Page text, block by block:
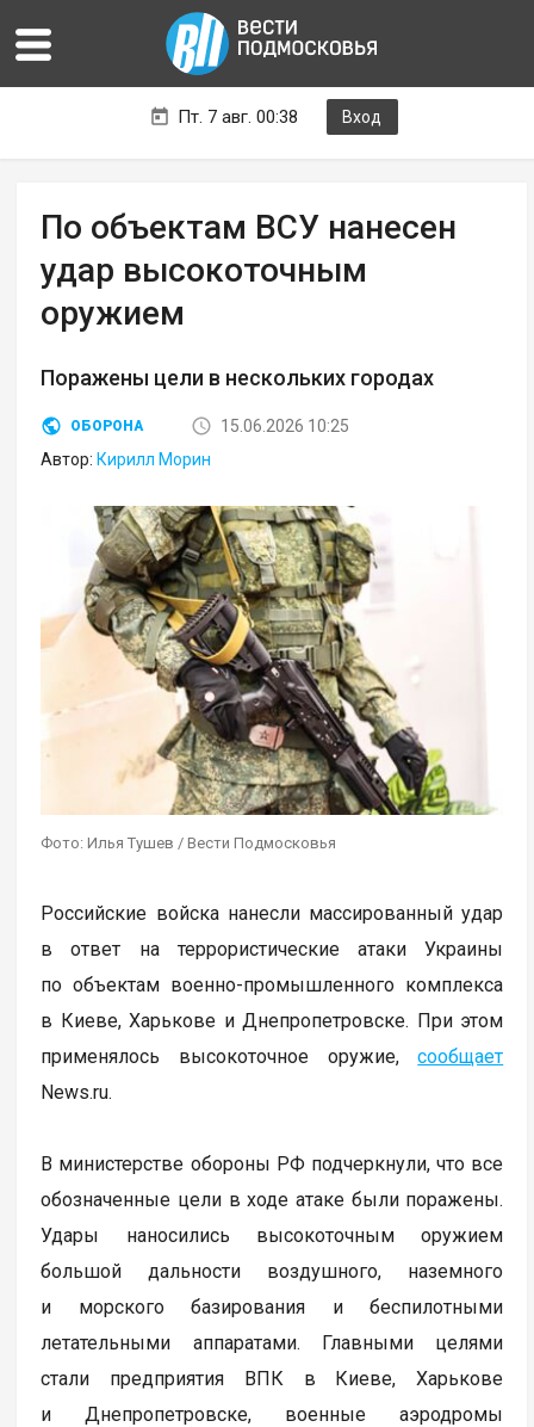
Пт. 7 авг. 00:38 Вход
По объектам ВСУ нанесен
удар высокоточным
оружием
Поражены цели в нескольких городах
ОБОРОНА
15.06.2026 10:25
Автор: Кирилл Морин
Фото: Илья Тушев / Вести Подмосковья
Российские войска нанесли массированный удар
в ответ на террористические атаки Украины
по объектам военно-промышленного комплекса
в Киеве, Харькове и Днепропетровске. При этом
применялось высокоточное оружие,сообщает
News.ru.
В министерстве обороны РФ подчеркнули, что все
обозначенные цели в ходе атаке были поражены.
Удары наносились высокоточным оружием
большой дальности воздушного, наземного
и морского базирования и беспилотными
летательными аппаратами. Главными целями
стали предприятия ВПК в Киеве, Харькове
и Днепропетровске, военные аэродромы